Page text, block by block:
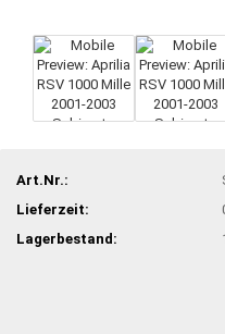
Art.Nr.:
Lieferzeit:
Lagerbestand: